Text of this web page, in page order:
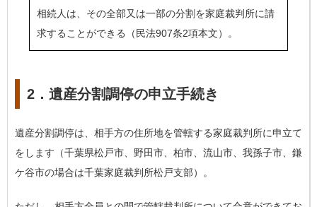
相続人は、その全部又は一部の分割を家庭裁判所に請
求することができる（民法907条2項本文）。
2．遺産分割調停の申立手続き
遺産分割調停は、相手方の住所地を管轄する家庭裁判所に申立て
をします（千葉県松戸市、野田市、柏市、流山市、我孫子市、鎌
ケ谷市の場合は千葉家庭裁判所松戸支部）。